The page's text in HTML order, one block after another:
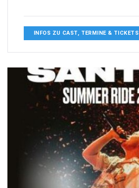
INFOS ZU CAST, TERMINE & TICKETS